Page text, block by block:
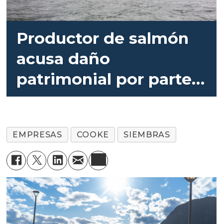
Productor de salmón
acusa daño
patrimonial por parte
del Estado chileno
EMPRESAS COOKE SIEMBRAS